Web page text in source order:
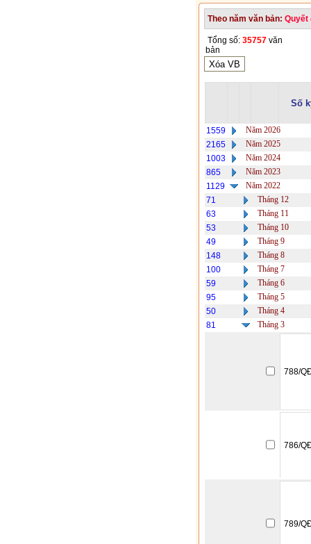
Theo năm văn bản: Quyết
Tổng số: 35757 văn
bản
Số
1559
Năm 2026
2165
Năm 2025
1003
Năm 2024
865
Năm 2023
1129
Năm 2022
71
Tháng 12
63
Tháng 11
53
Tháng 10
49
Tháng 9
148
Tháng 8
100
Tháng 7
59
Tháng 6
95
Tháng 5
50
Tháng 4
81
Tháng 3
788/
786/
789/